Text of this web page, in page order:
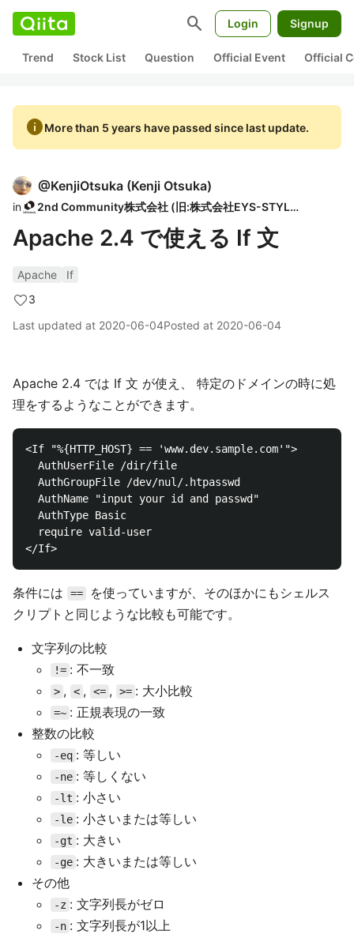
search Login Signup
Trend Stock List Question Official Event Official
infoMore than 5 years have passed since last update.
@KenjiOtsuka (Kenji Otsuka)
in 2nd Community株式会社 (旧:株式会社EYS-STYLE)
Apache 2.4 で使える If 文
Apache
If
3
Last updated at 2020-06-04Posted at 2020-06-04
Apache 2.4 では If 文 が使え、 特定のドメインの時に処
理をするようなことができます。
<If "%{HTTP_HOST} == 'www.dev.sample.com'">
  AuthUserFile /dir/file
  AuthGroupFile /dev/nul/.htpasswd
  AuthName "input your id and passwd"
  AuthType Basic
  require valid-user
条件には ==
を使っていますが、そのほかにもシェルス
クリプトと同じような比較も可能です。
文字列の比較
!= : 不一致
> , < , <= , >= : 大小比較
=~ : 正規表現の一致
整数の比較
-eq : 等しい
-ne : 等しくない
-lt : 小さい
-le : 小さいまたは等しい
-gt : 大きい
-ge : 大きいまたは等しい
その他
-z : 文字列長がゼロ
-n : 文字列長が1以上